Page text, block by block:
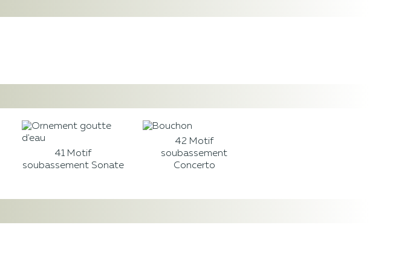
41 Motif
soubassement Sonate
42 Motif
soubassement
Concerto